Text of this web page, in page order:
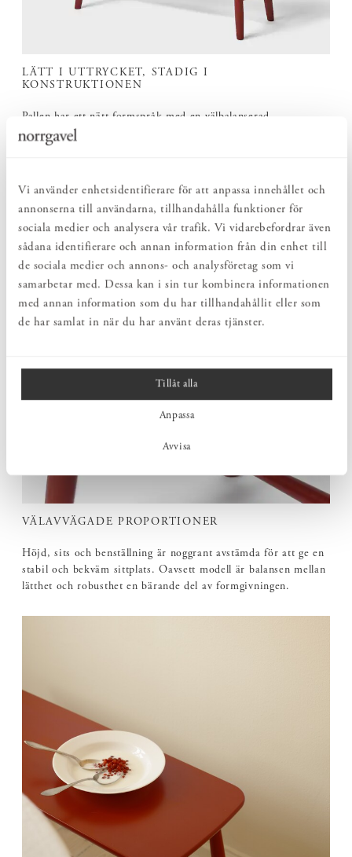
Vi använder enhetsidentifierare för att anpassa innehållet och
annonserna till användarna, tillhandahålla funktioner för
sociala medier och analysera vår trafik. Vi vidarebefordrar även
sådana identifierare och annan information från din enhet till
de sociala medier och annons- och analysföretag som vi
samarbetar med. Dessa kan i sin tur kombinera informationen
med annan information som du har tillhandahållit eller som
de har samlat in när du har använt deras tjänster.
Tillåt alla
Anpassa
Avvisa
LÄTT I UTTRYCKET, STADIG I
KONSTRUKTIONEN
Pallen har ett nätt formspråk med en välbalanserad
konstruktion som ger stabilitet i vardagen. Den tar liten plats,
VÄLAVVÄGADE PROPORTIONER
Höjd, sits och benställning är noggrant avstämda för att ge en
stabil och bekväm sittplats. Oavsett modell är balansen mellan
lätthet och robusthet en bärande del av formgivningen.